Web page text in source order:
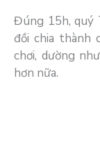
Đúng 15h, quý
đồi chia thành
chơi, dường
hơn nữa.